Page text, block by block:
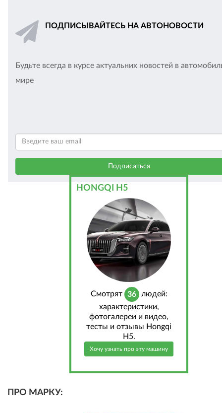
ПОДПИСЫВАЙТЕСЬ НА АВТОНОВОСТИ
Будьте всегда в курсе актуальних новостей в
мире
HONGQI H5
Cмотрят 36 людей:
характеристики,
фотогалереи и видео,
тесты и отзывы Hongqi
H5.
Хочу узнать про эту машину
ПРО МАРКУ: